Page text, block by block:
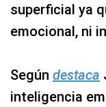
superficial ya
emocional, ni
Según destaca
inteligencia